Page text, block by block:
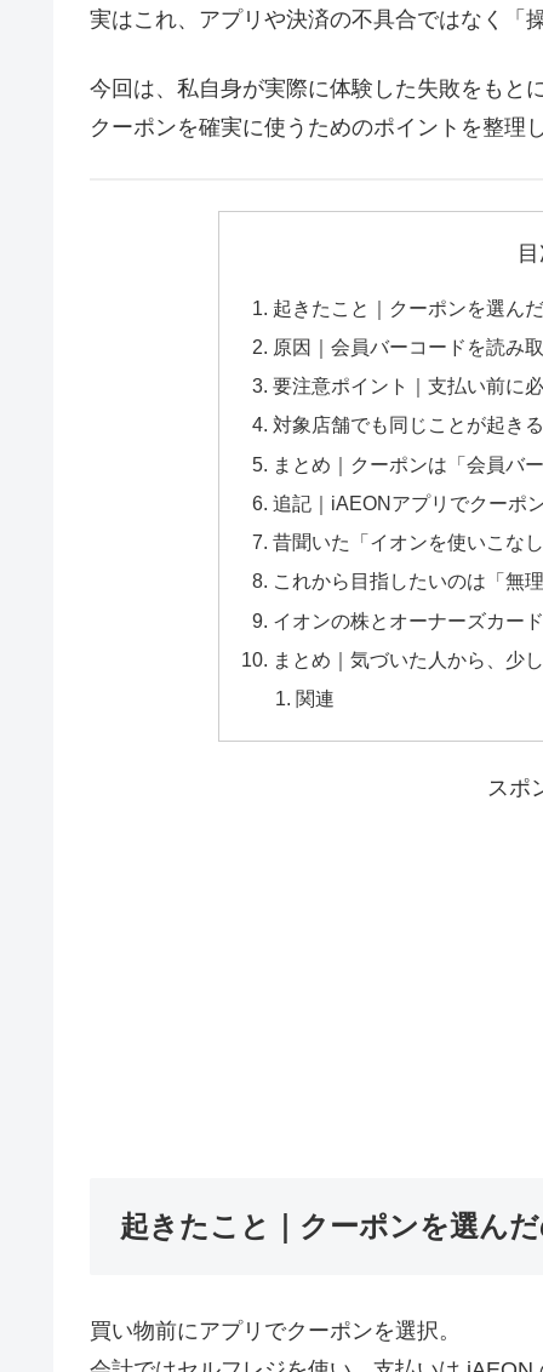
実はこれ、アプリや決済の不具合ではなく「
今回は、私自身が実際に体験した失敗をもと
クーポンを確実に使うためのポイントを整理
起きたこと｜クーポンを選ん
原因｜会員バーコードを読み
要注意ポイント｜支払い前に
対象店舗でも同じことが起き
まとめ｜クーポンは「会員バ
追記｜iAEONアプリでクーポ
昔聞いた「イオンを使いこな
これから目指したいのは「無
イオンの株とオーナーズカー
まとめ｜気づいた人から、少
関連
スポ
起きたこと｜クーポンを選ん
買い物前にアプリでクーポンを選択。